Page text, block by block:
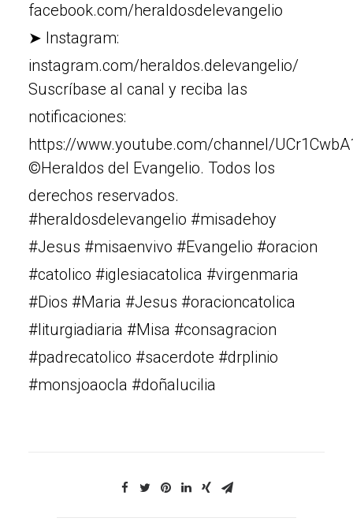
facebook.com/heraldosdelevangelio
➤ Instagram:
instagram.com/heraldos.delevangelio/
Suscríbase al canal y reciba las
notificaciones:
https://www.youtube.com/channel/
©Heraldos del Evangelio. Todos los
derechos reservados.
#heraldosdelevangelio #misadehoy
#Jesus #misaenvivo #Evangelio #oracion
#catolico #iglesiacatolica #virgenmaria
#Dios #Maria #Jesus #oracioncatolica
#liturgiadiaria #Misa #consagracion
#padrecatolico #sacerdote #drplinio
#monsjoaocla #doñalucilia